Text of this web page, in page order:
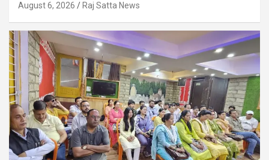
August 6, 2026 Raj Satta News